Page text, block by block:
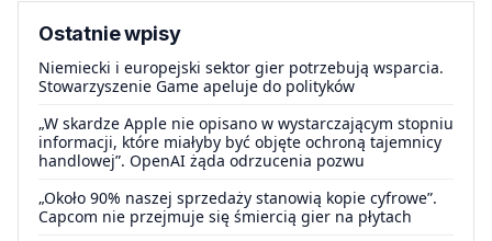
Ostatnie wpisy
Niemiecki i europejski sektor gier potrzebują wsparcia.
Stowarzyszenie Game apeluje do polityków
„W skardze Apple nie opisano w wystarczającym stopniu
informacji, które miałyby być objęte ochroną tajemnicy
handlowej”. OpenAI żąda odrzucenia pozwu
„Około 90% naszej sprzedaży stanowią kopie cyfrowe”.
Capcom nie przejmuje się śmiercią gier na płytach